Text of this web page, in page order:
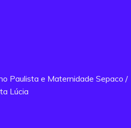
Paulista e Maternidade Sepaco /
Lúcia